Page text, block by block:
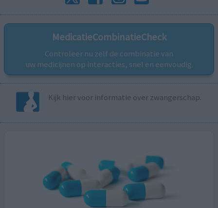
MedicatieCombinatieCheck
Controleer nu zelf de combinatie van
uw medicijnen op interacties, snel en eenvoudig.
Kijk hier voor informatie over zwangerschap.